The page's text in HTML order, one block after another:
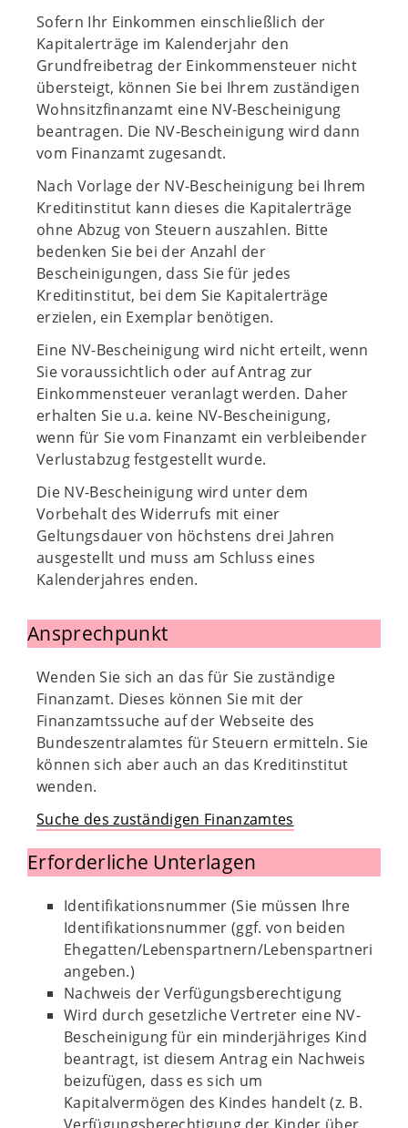
Sofern Ihr Einkommen einschließlich der
Kapitalerträge im Kalenderjahr den
Grundfreibetrag der Einkommensteuer nicht
übersteigt, können Sie bei Ihrem zuständigen
Wohnsitzfinanzamt eine NV-Bescheinigung
beantragen. Die NV-Bescheinigung wird dann
vom Finanzamt zugesandt.
Nach Vorlage der NV-Bescheinigung bei Ihrem
Kreditinstitut kann dieses die Kapitalerträge
ohne Abzug von Steuern auszahlen. Bitte
bedenken Sie bei der Anzahl der
Bescheinigungen, dass Sie für jedes
Kreditinstitut, bei dem Sie Kapitalerträge
erzielen, ein Exemplar benötigen.
Eine NV-Bescheinigung wird nicht erteilt, wenn
Sie voraussichtlich oder auf Antrag zur
Einkommensteuer veranlagt werden. Daher
erhalten Sie u.a. keine NV-Bescheinigung,
wenn für Sie vom Finanzamt ein verbleibender
Verlustabzug festgestellt wurde.
Die NV-Bescheinigung wird unter dem
Vorbehalt des Widerrufs mit einer
Geltungsdauer von höchstens drei Jahren
ausgestellt und muss am Schluss eines
Kalenderjahres enden.
Ansprechpunkt
Wenden Sie sich an das für Sie zuständige
Finanzamt. Dieses können Sie mit der
Finanzamtssuche auf der Webseite des
Bundeszentralamtes für Steuern ermitteln. Sie
können sich aber auch an das Kreditinstitut
wenden.
Suche des zuständigen Finanzamtes
Erforderliche Unterlagen
Identifikationsnummer (Sie müssen Ihre
Identifikationsnummer (ggf. von beiden
Ehegatten/Lebenspartnern/
angeben.)
Nachweis der Verfügungsberechtigung
Wird durch gesetzliche Vertreter eine NV-
Bescheinigung für ein minderjähriges Kind
beantragt, ist diesem Antrag ein Nachweis
beizufügen, dass es sich um
Kapitalvermögen des Kindes handelt (z. B.